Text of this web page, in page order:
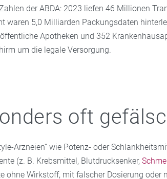
der ABDA: 2023 liefen 46 Millionen
waren 5,0 Milliarden Packungsdaten
Apotheken und 352
um die legale Versorgung.
oft
Arzneien“ wie Potenz- oder
(z. B. Krebsmittel, Blutdrucksenker,
ohne Wirkstoff, mit falscher Dosierung oder